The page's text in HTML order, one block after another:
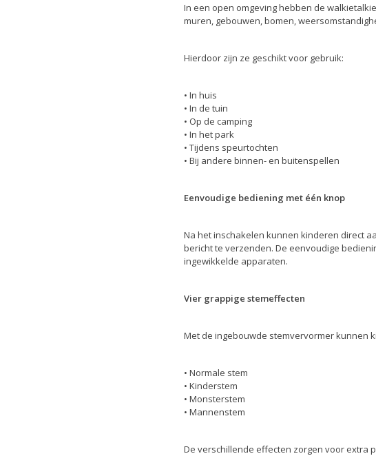
In een open omgeving hebben de
muren, gebouwen, bomen,
Hierdoor zijn ze geschikt voor gebruik:
• In huis
• In de tuin
• Op de camping
• In het park
• Tijdens speurtochten
• Bij andere binnen- en buitenspellen
Eenvoudige bediening met één knop
Na het inschakelen kunnen kinderen direct
bericht te verzenden. De eenvoudige
ingewikkelde apparaten.
Vier grappige stemeffecten
Met de ingebouwde stemvervormer kunnen
• Normale stem
• Kinderstem
• Monsterstem
• Mannenstem
De verschillende effecten zorgen voor extra